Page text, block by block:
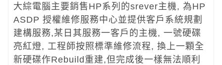
大綜電腦主要銷售HP系列的srever主機, 為HP
ASDP 授權維修服務中心並提供客戶系統規劃
建構服務,某日其服務一客戶的主機, 一號硬碟
亮紅燈, 工程師按照標準維修流程, 換上一顆全
新硬碟作Rebuild重建,但完成後一樣無法順利